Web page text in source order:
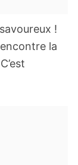
!
la